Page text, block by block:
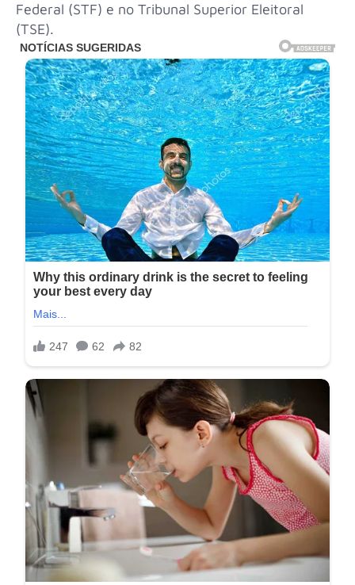
Federal (STF) e no Tribunal Superior Eleitoral
(TSE).